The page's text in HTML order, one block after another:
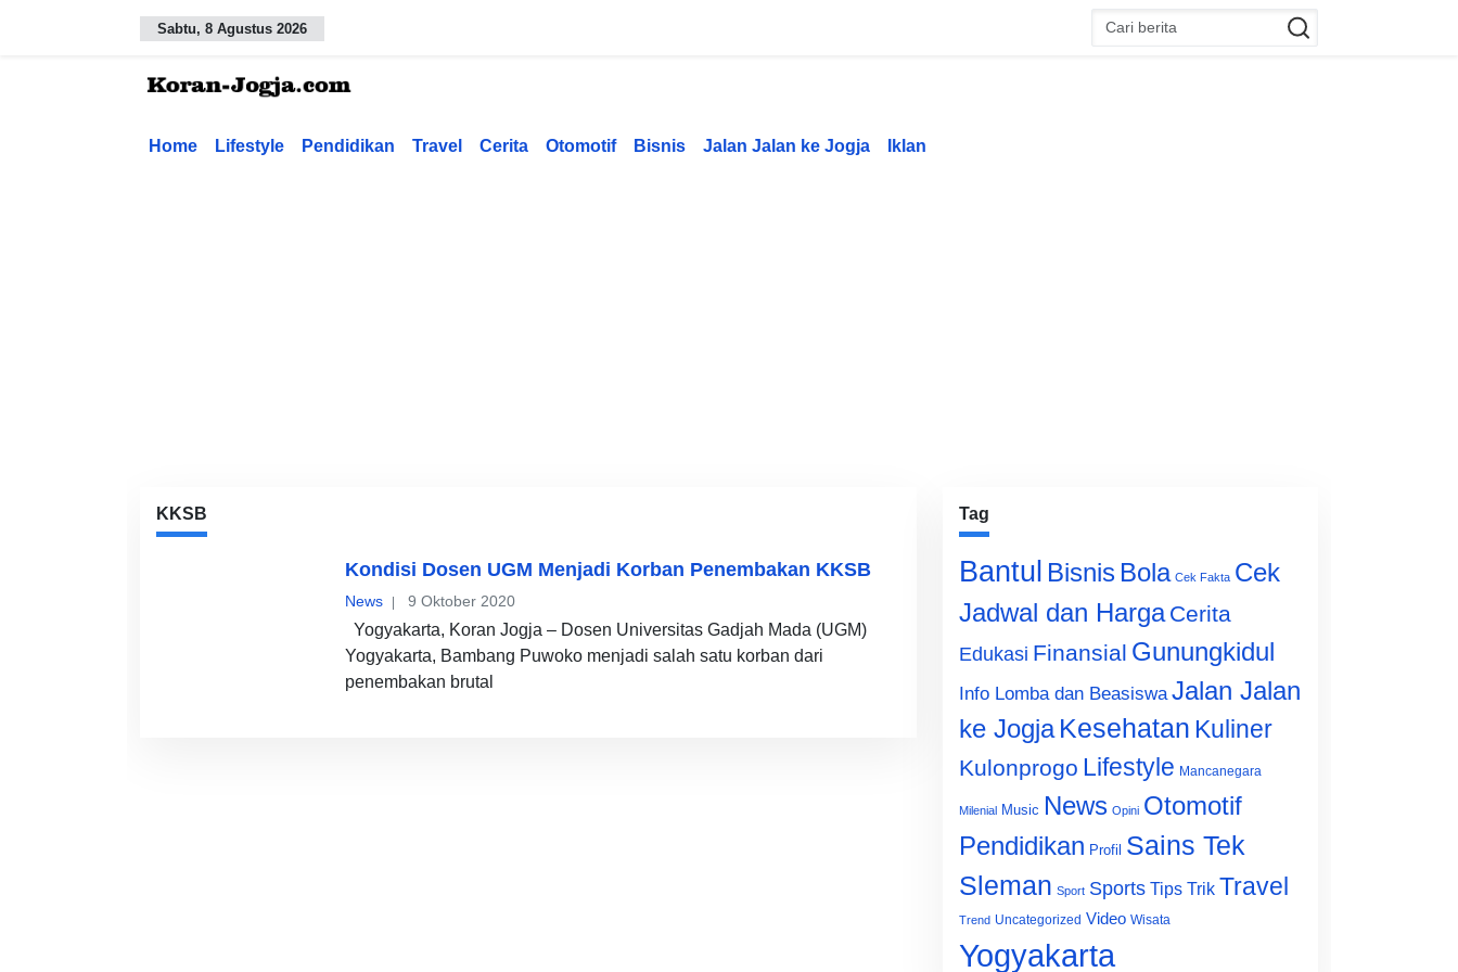
Sabtu, 8 Agustus 2026
Home Lifestyle Pendidikan Travel Cerita Otomotif Bisnis Jalan Jalan ke Jogja Iklan
KKSB
Kondisi Dosen UGM Menjadi Korban Penembakan KKSB
News 9 Oktober 2020
Yogyakarta, Koran Jogja – Dosen Universitas Gadjah Mada (UGM)
Yogyakarta, Bambang Puwoko menjadi salah satu korban dari
penembakan brutal
Tag
Bantul Bisnis Bola Cek Fakta Cek
Jadwal dan Harga Cerita
Edukasi Finansial Gunungkidul
Info Lomba dan Beasiswa Jalan Jalan
ke Jogja Kesehatan Kuliner
Kulonprogo Lifestyle Mancanegara
Milenial Music News Opini Otomotif
Pendidikan Profil Sains Tek
Sleman Sport Sports Tips Trik Travel
Trend Uncategorized Video Wisata
Yogyakarta